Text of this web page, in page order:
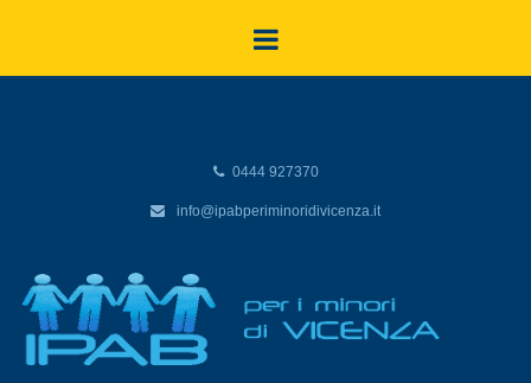
0444 927370
info@ipabperiminoridivicenza.it